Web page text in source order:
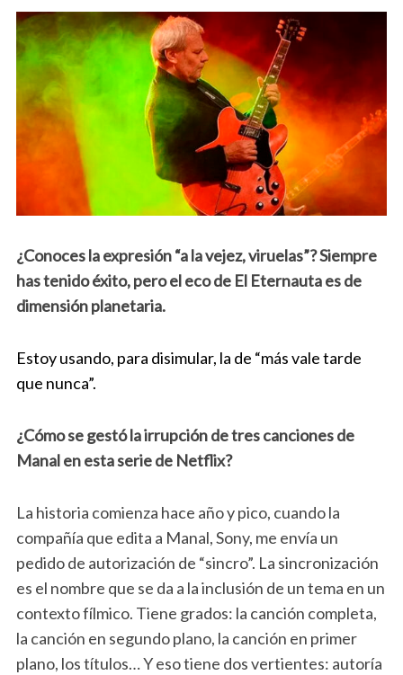
¿Conoces la expresión “a la vejez, viruelas”? Siempre
has tenido éxito, pero el eco de El Eternauta es de
dimensión planetaria.
Estoy usando, para disimular, la de “más vale tarde
que nunca”.
¿Cómo se gestó la irrupción de tres canciones de
Manal en esta serie de Netflix?
La historia comienza hace año y pico, cuando la
compañía que edita a Manal, Sony, me envía un
pedido de autorización de “sincro”. La sincronización
es el nombre que se da a la inclusión de un tema en un
contexto fílmico. Tiene grados: la canción completa,
la canción en segundo plano, la canción en primer
plano, los títulos… Y eso tiene dos vertientes: autoría